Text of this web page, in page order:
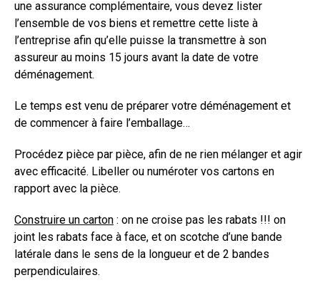
une assurance complémentaire, vous devez lister
l’ensemble de vos biens et remettre cette liste à
l’entreprise afin qu’elle puisse la transmettre à son
assureur au moins 15 jours avant la date de votre
déménagement.
Le temps est venu de préparer votre déménagement et
de commencer à faire l’emballage…
Procédez pièce par pièce, afin de ne rien mélanger et agir
avec efficacité. Libeller ou numéroter vos cartons en
rapport avec la pièce.
Construire un carton : on ne croise pas les rabats !!! on
joint les rabats face à face, et on scotche d’une bande
latérale dans le sens de la longueur et de 2 bandes
perpendiculaires.